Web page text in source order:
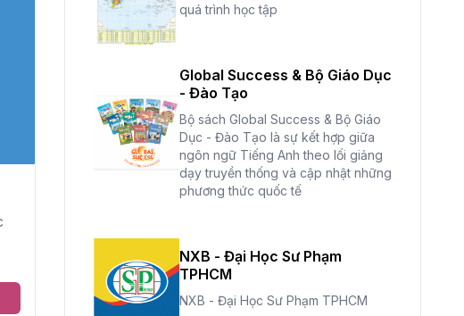
quá trình học tập
Global Success & Bộ Giáo Dục
- Đào Tạo
Bộ sách Global Success & Bộ Giáo
Dục - Đào Tạo là sự kết hợp giữa
ngôn ngữ Tiếng Anh theo lối giảng
dạy truyền thống và cập nhật những
phương thức quốc tế
NXB - Đại Học Sư Phạm
TPHCM
NXB - Đại Học Sư Phạm TPHCM